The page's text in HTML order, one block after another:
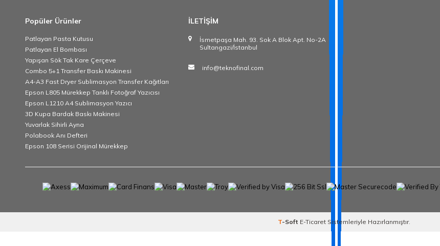
Popüler Ürünler
Patlayan Pasta Kutusu
Patlayan El Bombası
Yapışan Sök Tak Kare Çerçeve
Combo 5+1 Transfer Baskı Makinesi
A4-A3 Fast Dryer Sublimasyon Transfer Kağıtları
Epson L805 Mürekkep Tanklı Fotoğraf Yazıcısı
Epson L1210 A4 Sublimasyon Yazıcı
3D Kupa Bardak Baskı Makinesi
Yuvarlak Sihirli Ayna
Polabook Anı Defteri
Epson 108 Serisi Orijinal Mürekkep
İLETİŞİM
İsmetpaşa Mah. 93. Sok A Blok Apt. No-2A
Sultangazi/İstanbul
info@teknofinal.com
T-Soft E-TicaretSistemleriyle Hazırlanmıştır.